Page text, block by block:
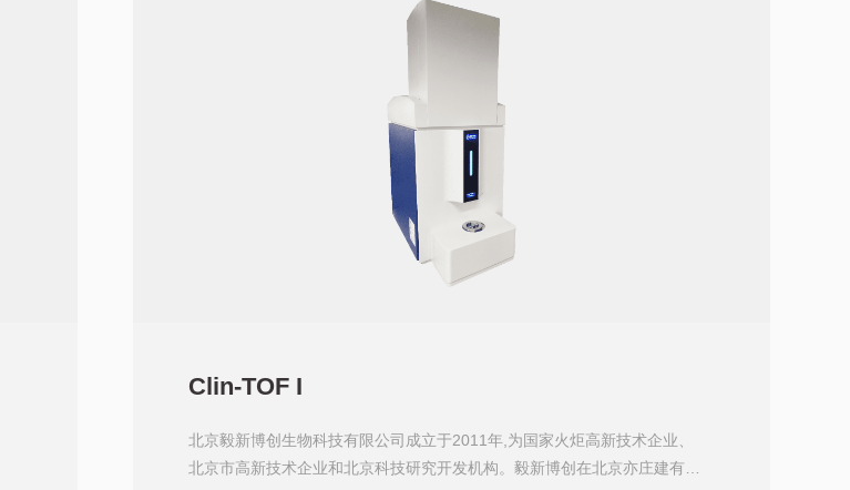
Clin-TOF I
北京毅新博创生物科技有限公司成立于2011年,为国家火炬高新技术企业、
北京市高新技术企业和北京科技研究开发机构。毅新博创在北京亦庄建有